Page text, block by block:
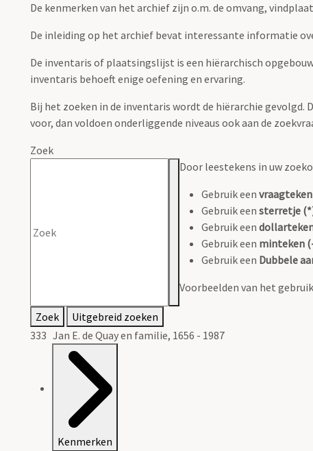
De kenmerken van het archief zijn o.m. de omvang,
De inleiding op het archief bevat interessante informatie
De inventaris of plaatsingslijst is een hiërarchisch
inventaris behoeft enige oefening en ervaring.
Bij het zoeken in de inventaris wordt de hiërarchie gevolgd.
voor, dan voldoen onderliggende niveaus ook aan de
Zoek
Door leestekens in uw
Gebruik een
Gebruik een sterretje
Gebruik een
Gebruik een minteken
Gebruik een Dubbele
Voorbeelden van het
Zoek
Uitgebreid zoeken
333 Jan E. de Quay en familie, 1656 - 1987
Kenmerken